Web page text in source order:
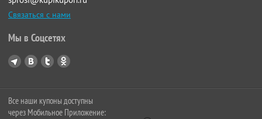
Связаться с нами
Мы в Соцсетях
Все наши купоны доступны
через Мобильное Приложение: